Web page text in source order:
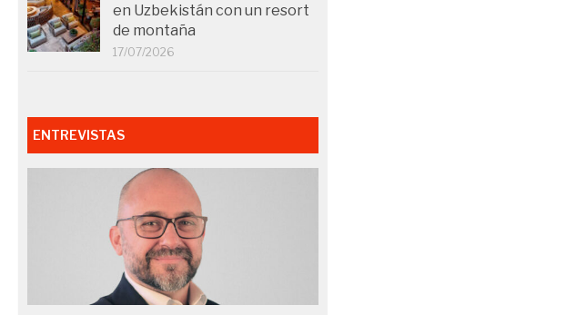
en Uzbekistán con un resort
de montaña
17/07/2026
ENTREVISTAS